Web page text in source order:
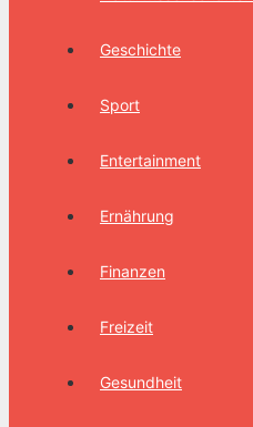
Geschichte
Sport
Entertainment
Ernährung
Finanzen
Freizeit
Gesundheit